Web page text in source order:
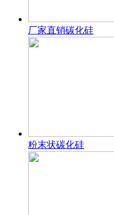
厂家直销碳化硅
粉末状碳化硅